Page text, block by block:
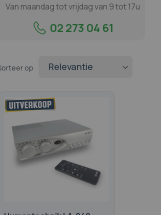
Van maandag tot vrijdag van 9 tot 17u
02 273 04 61
op